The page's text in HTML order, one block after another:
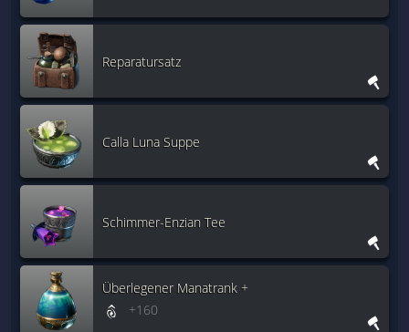
Reparatursatz
Calla Luna Suppe
Schimmer-Enzian Tee
Überlegener Manatrank +
+160